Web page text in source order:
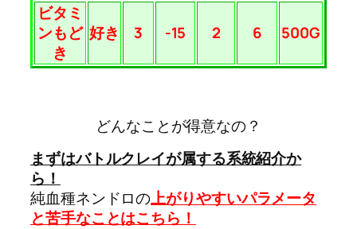
ビタミ
ンもど
き
好き 3 -15 2 6 500G
どんなことが得意なの？
まずはバトルクレイが属する系統紹介か
ら！
純血種ネンドロの上がりやすいパラメータ
と苦手なことはこちら！